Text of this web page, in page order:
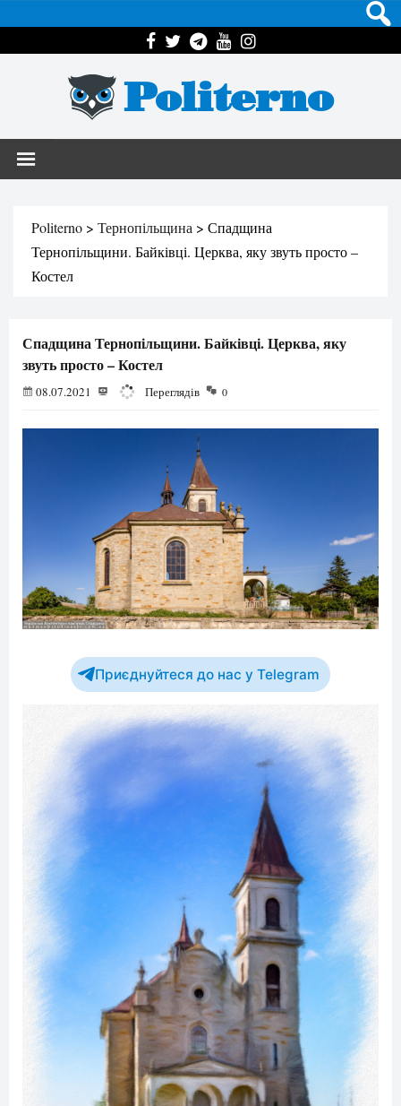
Politerno
Politerno > Тернопільщина > Спадщина
Тернопільщини. Байківці. Церква, яку звуть просто –
Костел
Спадщина Тернопільщини. Байківці. Церква, яку
звуть просто – Костел
08.07.2021 12400 Переглядів 0
Приєднуйтеся до нас у Telegram